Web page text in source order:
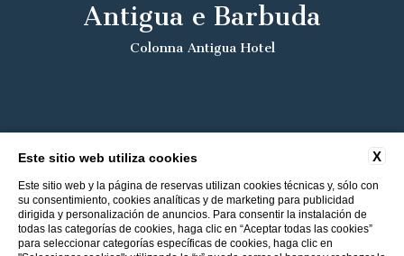
Antigua e Barbuda
Colonna Antigua Hotel
X
Este sitio web utiliza cookies
Este sitio web y la página de reservas utilizan cookies técnicas y, sólo con
su consentimiento, cookies analíticas y de marketing para publicidad
dirigida y personalización de anuncios. Para consentir la instalación de
todas las categorías de cookies, haga clic en “Aceptar todas las cookies”
para seleccionar categorías específicas de cookies, haga clic en